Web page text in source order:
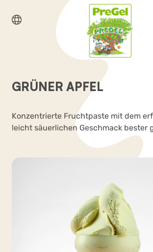
GRÜNER APFEL
Konzentrierte Fruchtpaste mit dem
leicht säuerlichen Geschmack bester